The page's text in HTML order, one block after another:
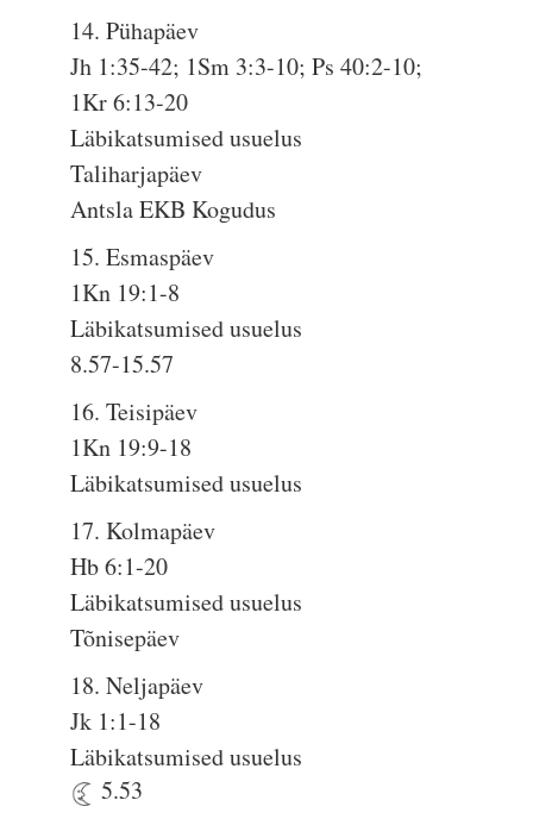
14. Pühapäev
Jh 1:35-42; 1Sm 3:3-10; Ps 40:2-10;
1Kr 6:13-20
Läbikatsumised usuelus
Taliharjapäev
Antsla EKB Kogudus
15. Esmaspäev
1Kn 19:1-8
Läbikatsumised usuelus
8.57-15.57
16. Teisipäev
1Kn 19:9-18
Läbikatsumised usuelus
17. Kolmapäev
Hb 6:1-20
Läbikatsumised usuelus
Tõnisepäev
18. Neljapäev
Jk 1:1-18
Läbikatsumised usuelus
5.53